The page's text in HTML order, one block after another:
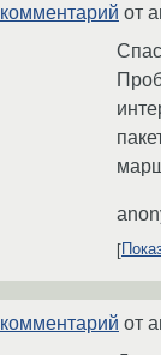
комментарий от
комментарий от